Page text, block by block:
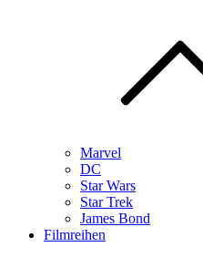
Marvel
DC
Star Wars
Star Trek
James Bond
Filmreihen